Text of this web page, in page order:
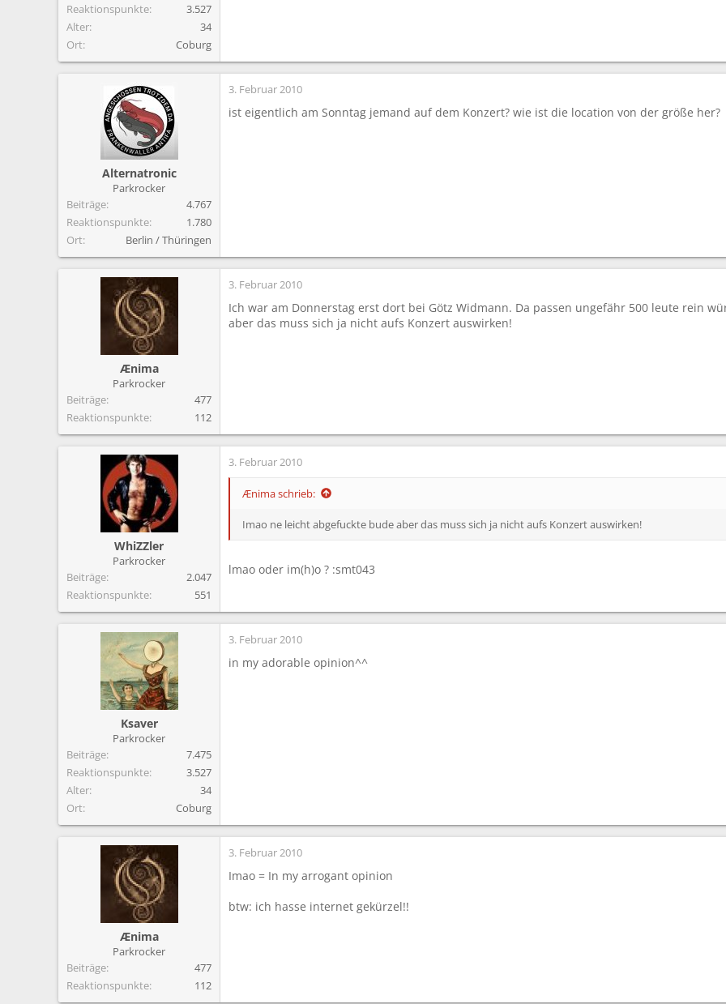
Reaktionspunkte
3.527
Alter
34
Ort
Coburg
Alternatronic
Parkrocker
Beiträge
4.767
Reaktionspunkte
1.780
Ort
Berlin / Thüringen
3. Februar 2010
ist eigentlich am Sonntag jemand auf dem Konzert? wie ist die location von der größe her?
Ænima
Parkrocker
Beiträge
477
Reaktionspunkte
112
3. Februar 2010
Ich war am Donnerstag erst dort bei Götz Widmann. Da passen ungefähr 500 leute rein
aber das muss sich ja nicht aufs Konzert auswirken!
WhiZZler
Parkrocker
Beiträge
2.047
Reaktionspunkte
551
3. Februar 2010
Ænima schrieb:
Imao ne leicht abgefuckte bude aber das muss sich ja nicht aufs Konzert auswirken!
lmao oder im(h)o ? :smt043
Ksaver
Parkrocker
Beiträge
7.475
Reaktionspunkte
3.527
Alter
34
Ort
Coburg
3. Februar 2010
in my adorable opinion^^
Ænima
Parkrocker
Beiträge
477
Reaktionspunkte
112
3. Februar 2010
Imao = In my arrogant opinion
btw: ich hasse internet gekürzel!!